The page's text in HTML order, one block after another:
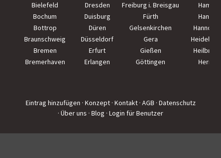
Bielefeld
Dresden Freiburg i. Breisgau
Hamm
Bochum
Duisburg Fürth
Hanau
Bottrop
Düren Gelsenkirchen
Hannover
Braunschweig
Düsseldorf Gera
Bremen
Erfurt Gießen
Heilbronn
Bremerhaven
Erlangen Göttingen Herne
Eintrag hinzufügen · Konzept · Kontakt · AGB · Datenschutz
· Über uns · Blog · Login für Benutzer